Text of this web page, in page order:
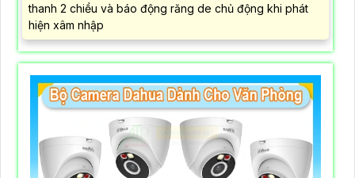
thanh 2 chiều và báo động răng de chủ động khi phát
hiện xâm nhập